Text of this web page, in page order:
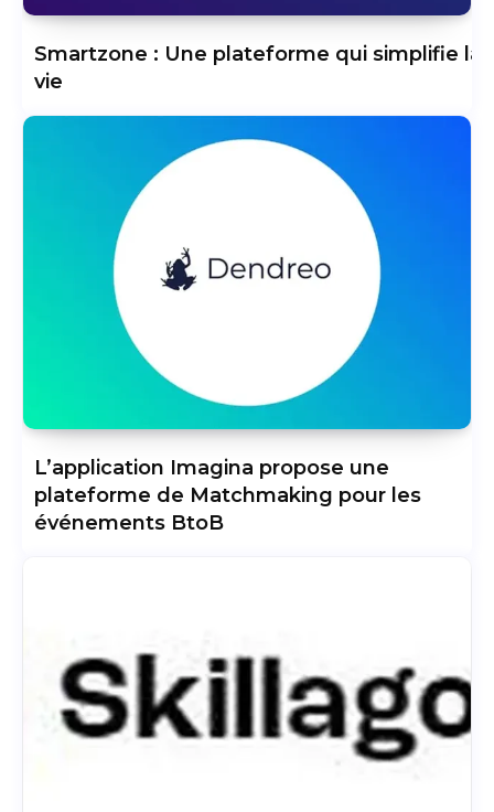
Smartzone : Une plateforme qui simplifie la
vie
L’application Imagina propose une
plateforme de Matchmaking pour les
événements BtoB